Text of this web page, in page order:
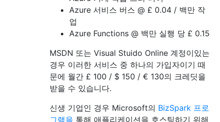
Azure 서비스 버스 @ £ 0.04 / 백만 작
업
Azure Functions @ 백만 실행 당 £ 0.15
MSDN 또는 Visual Stuido Online 계정이있는
경우 이러한 서비스 중 하나의 가입자이기 때
문에 월간 £ 100 / $ 150 / € 130의 크레딧을
받을 수 있습니다.
신생 기업인 경우 Microsoft의 BizSpark 프로
그램을 통해 애플리케이션을 호스팅하기 위해